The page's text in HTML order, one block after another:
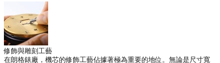
修飾與雕刻工藝
在朗格錶廠，機芯的修飾工藝佔據著極為重要的地位。無論是尺寸寬